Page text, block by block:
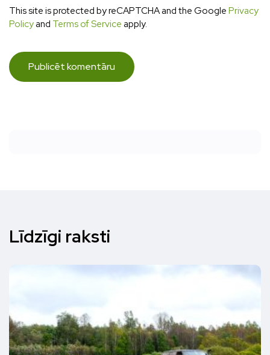
This site is protected by reCAPTCHA and the GooglePrivacy
Policyand Terms of Serviceapply.
Līdzīgi raksti